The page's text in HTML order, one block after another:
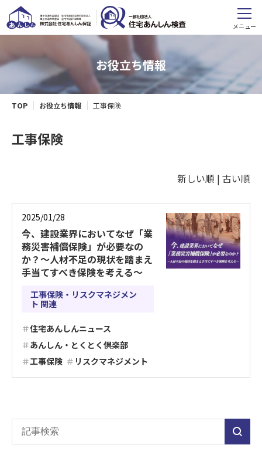
メニュー
TOP お役立ち情報 工事保険
お役立ち情報
工事保険
新しい順 | 古い順
2025/01/28
今、建設業界においてなぜ「業
務災害補償保険」が必要なの
か？～人材不足の現状を踏まえ
手当てすべき保険を考える～
工事保険・リスクマネジメン
ト 関連
住宅あんしんニュース
あんしん・とくとく倶楽部
工事保険
リスクマネジメント